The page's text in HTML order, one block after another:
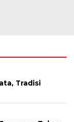
Tradisi